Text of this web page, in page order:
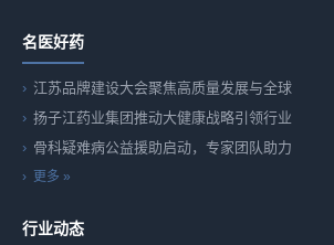
名医好药
江苏品牌建设大会聚焦高质量发展与全球
扬子江药业集团推动大健康战略引领行业
骨科疑难病公益援助启动，专家团队助力
更多 »
行业动态